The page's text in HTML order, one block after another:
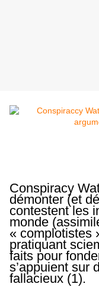
Conspiracy
démonter (et
contestent les
monde
« complotistes
pratiquant
faits pour
s’appuient sur
fallacieux (1).